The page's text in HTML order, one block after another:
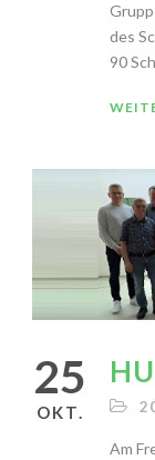
des
90
25
OKT.
Am